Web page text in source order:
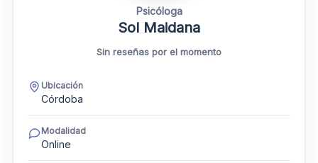
Psicóloga
Sol Maidana
Sin reseñas por el momento
Ubicación
Córdoba
Modalidad
Online